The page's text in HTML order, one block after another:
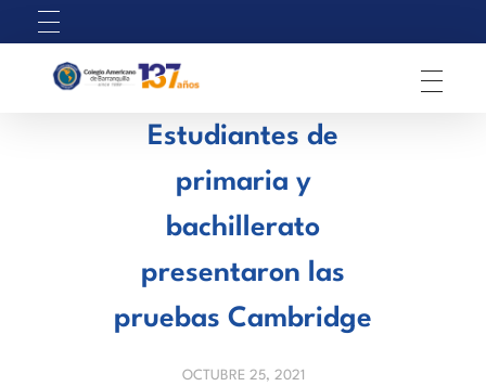
Estudiantes de
primaria y
bachillerato
presentaron las
pruebas Cambridge
OCTUBRE 25, 2021